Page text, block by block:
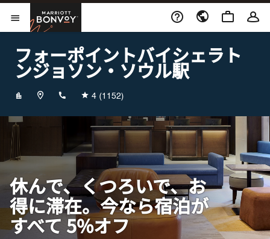
Skip to Content
メニューを開く
Marriott Bonvoy
フォーポイントバイシェラト
ンジョソン・ソウル駅
+82260707000
4 (1152)
休んで、くつろいで、お
得に滞在。今なら宿泊が
すべて 5%オフ